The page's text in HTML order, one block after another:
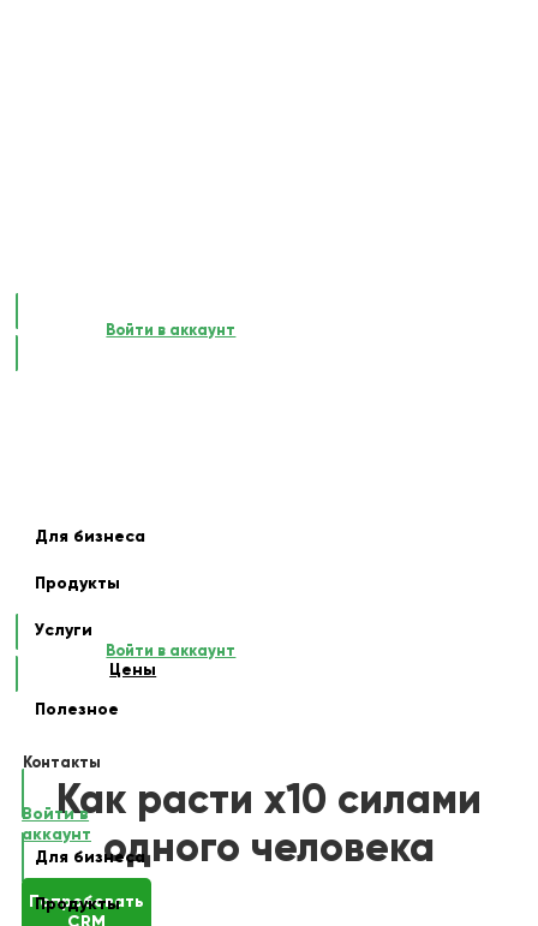
Войти в аккаунт
Для бизнеса
Продукты
Услуги
Цены
Полезное
Контакты
Войти в
аккаунт
Попробовать
Войти в аккаунт
Для бизнеса
Продукты
Как расти х10 силами
одного человека